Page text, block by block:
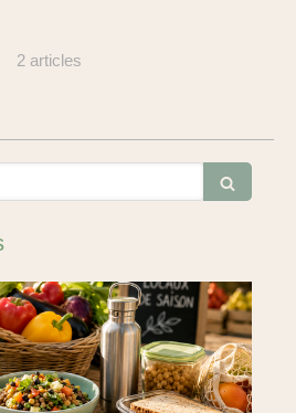
2 articles